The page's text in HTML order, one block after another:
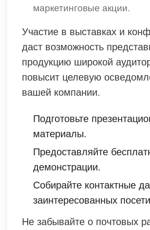
маркетинговые акции.
Участие в выставках и
даст возможность
продукцию широкой
повысит целевую
вашей компании.
Подготовьте
материалы.
Предоставляйте
демонстрации.
Собирайте контактные
заинтересованных
Не забывайте о почтовых